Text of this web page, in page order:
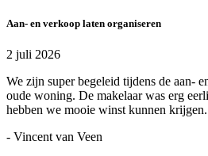
Aan- en verkoop laten organiseren
2 juli 2026
We zijn super begeleid tijdens de aan-
oude woning. De makelaar was erg
hebben we mooie winst kunnen
- Vincent van Veen